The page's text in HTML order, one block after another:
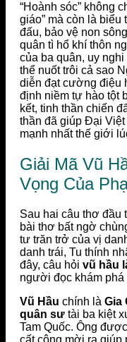
“Hoành sóc” không
giáo” mà còn là
đấu, bảo vệ non
quân tì hổ khí thôn
của ba quân, uy
thể nuốt trôi cả sao
diễn đạt cường điệu
định niềm tự hào tột
kết, tinh thần chiến
thần đã giúp Đại
mạnh nhất thế giới
Giải Mã Vũ
Vọng Của
Sau hai câu thơ đầu
bài thơ bất ngờ
tư trăn trở của vị
danh trái, Tu thính
đây, câu hỏi vũ hầu
người đọc khám
Vũ Hầu chính là Gia
quân sư tài ba kiệt
Tam Quốc. Ông
cất công mời ra giúp